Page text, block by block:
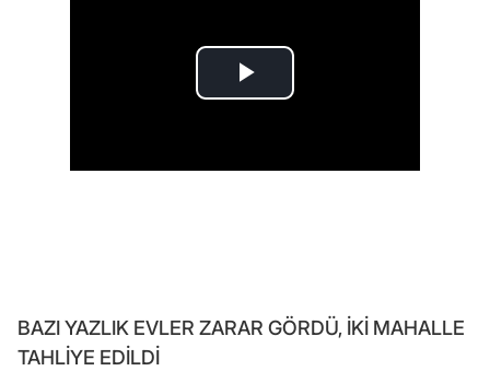
BAZI YAZLIK EVLER ZARAR GÖRDÜ, İKİ MAHALLE
TAHLİYE EDİLDİ